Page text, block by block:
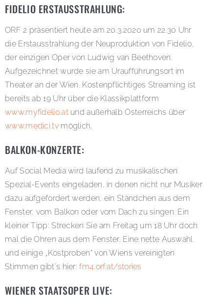
FIDELIO ERSTAUSSTRAHLUNG:
ORF 2 präsentiert heute am 20.3.2020 um 22.30 Uhr
die Erstausstrahlung der Neuproduktion von Fidelio,
der einzigen Oper von Ludwig van Beethoven.
Aufgezeichnet wurde sie am Uraufführungsort im
Theater an der Wien. Kostenpflichtiges Streaming ist
bereits ab 19 Uhr über die Klassikplattform
www.myfidelio.atund außerhalb Österreichs über
www.medici.tvmöglich.
BALKON-KONZERTE:
Auf Social Media wird laufend zu musikalischen
Spezial-Events eingeladen, in denen nicht nur Musiker
dazu aufgefordert werden, ein Ständchen aus dem
Fenster, vom Balkon oder vom Dach zu singen. Ein
kleiner Tipp: Strecken Sie am Freitag um 18 Uhr doch
mal die Ohren aus dem Fenster. Eine nette Auswahl
und einige „Kostproben“ von Wiens vereinigten
Stimmen gibt´s hier:fm4.orf.at/stories
WIENER STAATSOPER LIVE: